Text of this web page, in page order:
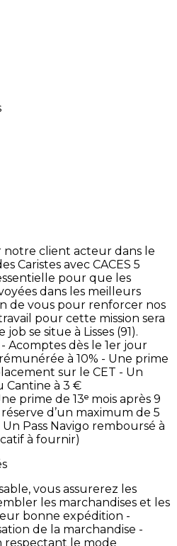
notre client acteur dans le
Caristes avec CACES 5
pour que les
dans les meilleurs
de vous pour renforcer nos
pour cette mission sera
job se situe à Lisses (91).
Acomptes dès le 1er jour
rémunérée à 10% - Une prime
sur le CET - Un
Cantine à 3 €
prime de 13ᵉ mois après 9
réserve d’un maximum de 5
Un Pass Navigo remboursé à
à fournir)
vous assurerez les
les marchandises et les
leur bonne expédition -
de la marchandise -
respectant le mode